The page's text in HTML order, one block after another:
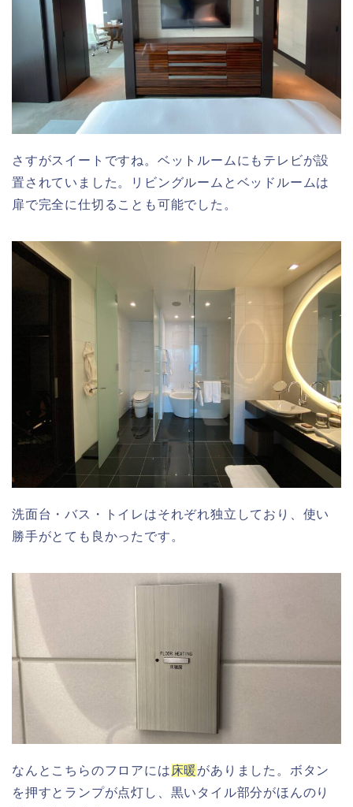
さすがスイートですね。ベットルームにもテレビが設
置されていました。リビングルームとベッドルームは
扉で完全に仕切ることも可能でした。
洗面台・バス・トイレはそれぞれ独立しており、使い
勝手がとても良かったです。
なんとこちらのフロアには 床暖がありました。ボタン
を押すとランプが点灯し、黒いタイル部分がほんのり